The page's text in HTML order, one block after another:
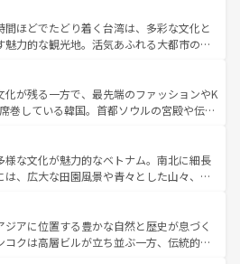
イルだ。 なお、新着のアメリカ
ツ一覧を参照してほしい。
の心で訪れる人々を迎えてくれるハワイの
ローカルフードやハワイアンミュージッ
ラダンスなど、すべてがハワイの魅力を彩
い。 なお、新着のハワイ情報
覧を参照してほしい。
中央部にそびえるウルル（エアーズロッ
アの美しい原生林やケアンズの熱帯雨林な
たくさん。また、カフェやワイン、オージ
ティも充実しており、サーフィンやダイ
ングなど、アウトドア好きにはたまらな
リアの多彩な魅力を存分に味わいつくそ
間ほどでたどり着く台湾は、多彩な文化と
魅力的な観光地。活気あふれる大都市の台
岳地帯である台湾東部など、都市の喧騒
が共存しており、訪れる人に新しい発見と
てくれる。また、奥深い台湾の食文化も魅
のスイーツなど、バラエティ豊かな料理
味わえる。 なお、新着の台湾情報は コンテンツ一覧を参
化が残る一方で、最先端のファッションやK
巻している韓国。首都ソウルの宮殿や伝統
ばせば四季折々の自然美を楽しむことが
、キムチや焼肉、絶品のストリートフード
な韓国料理が待っている。夜には、韓国な
ながら、韓国の多彩な魅力を心ゆくまで味
わってみてほしい。 なお、新着の韓国情報はコンテンツ一
しい。
様な文化が魅力的なベトナム。南北に細長
は、広大な田園風景や青々とした山々、世
に伝統が息づく。ハノイの古い町並みやホ
ランス統治時代の建物も、独特の雰囲気を
。また、バラエティの豊かさとおいしさで
ジアに位置する豊かな自然と歴史が息づく
コクは高層ビルが立ち並ぶ一方、伝統的な